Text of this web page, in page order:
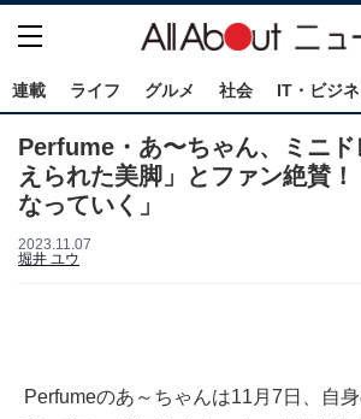
連載 ライフ グルメ 社会 IT・ビジ
Perfume・あ〜ちゃん、ミニ
えられた美脚」とファン絶賛
なっていく」
2023.11.07
堀井 ユウ
Perfumeのあ～ちゃんは11月7日、自